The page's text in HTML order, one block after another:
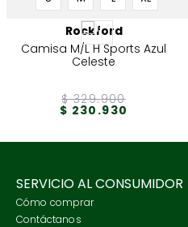
Rockford
Camisa M/L H Sports Azul
Celeste
$ 329.900
$ 230 .930
SERVICIO AL CONSUMIDOR
Cómo comprar
Contáctanos